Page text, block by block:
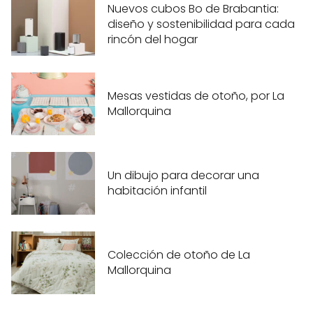
Nuevos cubos Bo de Brabantia:
diseño y sostenibilidad para cada
rincón del hogar
Mesas vestidas de otoño, por La
Mallorquina
Un dibujo para decorar una
habitación infantil
Colección de otoño de La
Mallorquina